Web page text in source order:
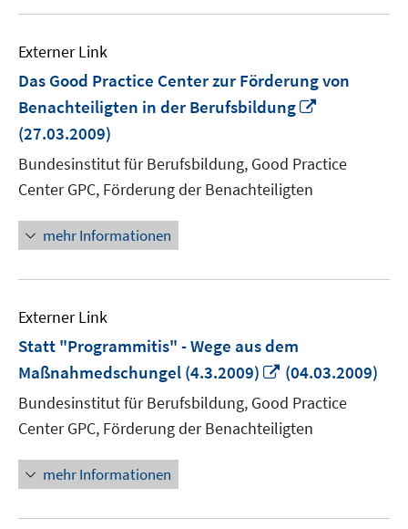
Externer Link
Das Good Practice Center zur Förderung von
Benachteiligten in der Berufsbildung
öffnen
(27.03.2009)
Bundesinstitut für Berufsbildung, Good Practice
Center GPC, Förderung der Benachteiligten
mehr Informationen
Externer Link
Statt "Programmitis" - Wege aus dem
Maßnahmedschungel (4.3.2009)
In
neuem
Fenster
öffnen
(04.03.2009)
Bundesinstitut für Berufsbildung, Good Practice
Center GPC, Förderung der Benachteiligten
mehr Informationen